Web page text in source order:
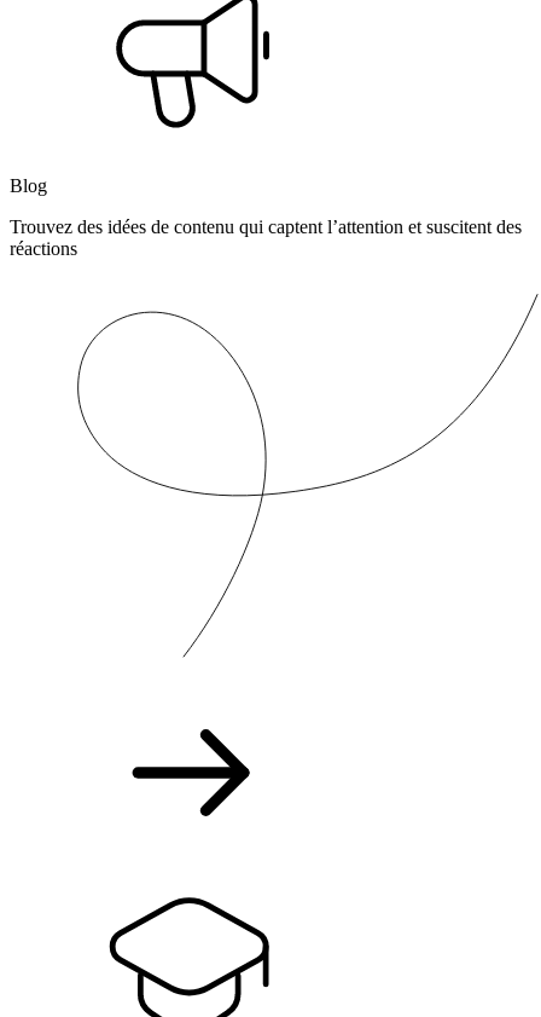
Blog
Trouvez des idées de contenu qui captent l’attention et suscitent des
réactions